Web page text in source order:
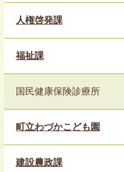
人権啓発課
福祉課
国民健康保険診療所
町立わづかこども園
建設農政課